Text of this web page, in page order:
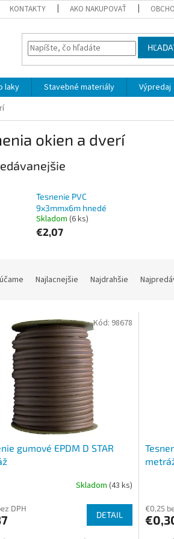
KONTAKTY AKO NAKUPOVAŤ
laky Stavebné materiály Výpredaj
okien a dverí
Tesnenie PVC
9x3mmx6m hnedé
Skladom (6 ks)
€2,07
Najlacnejšie Najdrahšie
gumové EPDM D STAR
Skladom (43 ks)
DPH
DETAIL
Kód: 98678
€0,25